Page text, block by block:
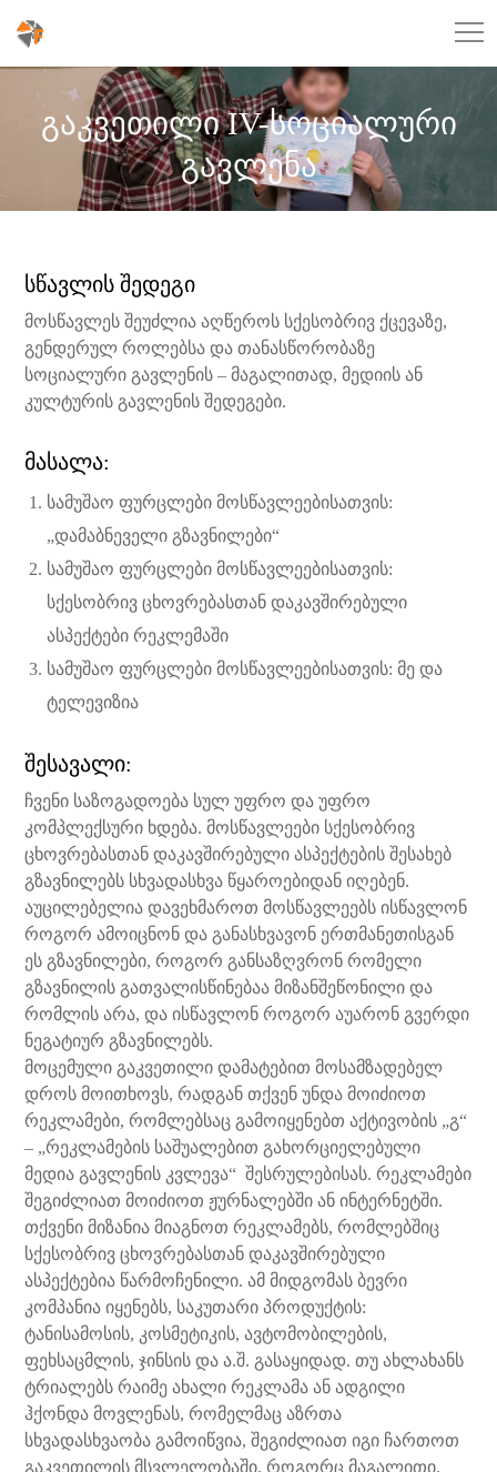
გაკვეთილი IV-სოციალური
გავლენა
სწავლის შედეგი
მოსწავლეს შეუძლია აღწეროს სქესობრივ ქცევაზე,
გენდერულ როლებსა და თანასწორობაზე
სოციალური გავლენის – მაგალითად, მედიის ან
კულტურის გავლენის შედეგები.
მასალა:
სამუშაო ფურცლები მოსწავლეებისათვის:
„დამაბნეველი გზავნილები“
სამუშაო ფურცლები მოსწავლეებისათვის:
სქესობრივ ცხოვრებასთან დაკავშირებული
ასპექტები რეკლემაში
სამუშაო ფურცლები მოსწავლეებისათვის: მე და
ტელევიზია
შესავალი:
ჩვენი საზოგადოება სულ უფრო და უფრო
კომპლექსური ხდება. მოსწავლეები სქესობრივ
ცხოვრებასთან დაკავშირებული ასპექტების შესახებ
გზავნილებს სხვადასხვა წყაროებიდან იღებენ.
აუცილებელია დავეხმაროთ მოსწავლეებს ისწავლონ
როგორ ამოიცნონ და განასხვავონ ერთმანეთისგან
ეს გზავნილები, როგორ განსაზღვრონ რომელი
გზავნილის გათვალისწინებაა მიზანშეწონილი და
რომლის არა, და ისწავლონ როგორ აუარონ გვერდი
ნეგატიურ გზავნილებს.
მოცემული გაკვეთილი დამატებით მოსამზადებელ
დროს მოითხოვს, რადგან თქვენ უნდა მოიძიოთ
რეკლამები, რომლებსაც გამოიყენებთ აქტივობის „გ“
– „რეკლამების საშუალებით გახორციელებული
მედია გავლენის კვლევა“ შესრულებისას. რეკლამები
შეგიძლიათ მოიძიოთ ჟურნალებში ან ინტერნეტში.
თქვენი მიზანია მიაგნოთ რეკლამებს, რომლებშიც
სქესობრივ ცხოვრებასთან დაკავშირებული
ასპექტებია წარმოჩენილი. ამ მიდგომას ბევრი
კომპანია იყენებს, საკუთარი პროდუქტის:
ტანისამოსის, კოსმეტიკის, ავტომობილების,
ფეხსაცმლის, ჯინსის და ა.შ. გასაყიდად. თუ ახლახანს
ტრიალებს რაიმე ახალი რეკლამა ან ადგილი
ჰქონდა მოვლენას, რომელმაც აზრთა
სხვადასხვაობა გამოიწვია, შეგიძლიათ იგი ჩართოთ
გაკვეთილის მსვლელობაში, როგორც მაგალითი.